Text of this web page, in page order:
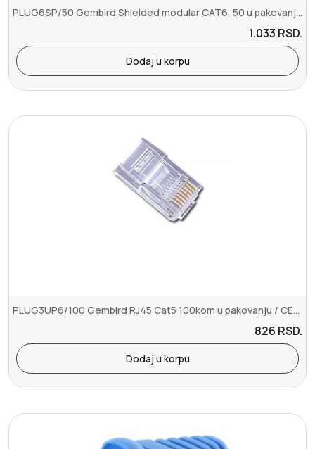
PLUG6SP/50 Gembird Shielded modular CAT6, 50 u pakovanju RJ45
1.033 RSD.
Dodaj u korpu
PLUG3UP6/100 Gembird RJ45 Cat5 100kom u pakovanju / CENA PO PAKOVANJU
826 RSD.
Dodaj u korpu